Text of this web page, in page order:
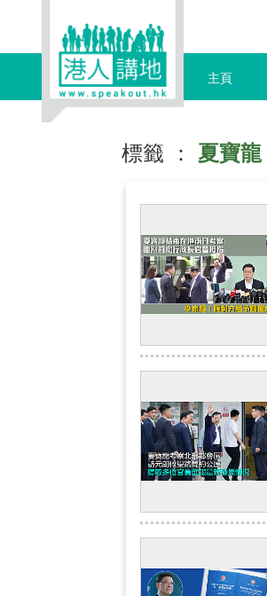
主頁
標籤 ： 夏寶龍